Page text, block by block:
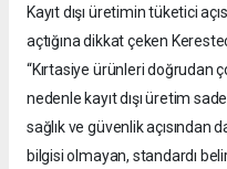
Kayıt dışı üretimin tüketici
açtığına dikkat çeken
“Kırtasiye ürünleri doğrudan
nedenle kayıt dışı üretim
sağlık ve güvenlik açısından
bilgisi olmayan, standardı